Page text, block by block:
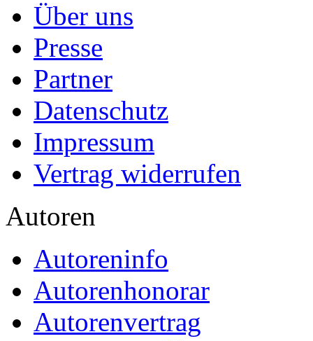
Über uns
Presse
Partner
Datenschutz
Impressum
Vertrag widerrufen
Autoren
Autoreninfo
Autorenhonorar
Autorenvertrag